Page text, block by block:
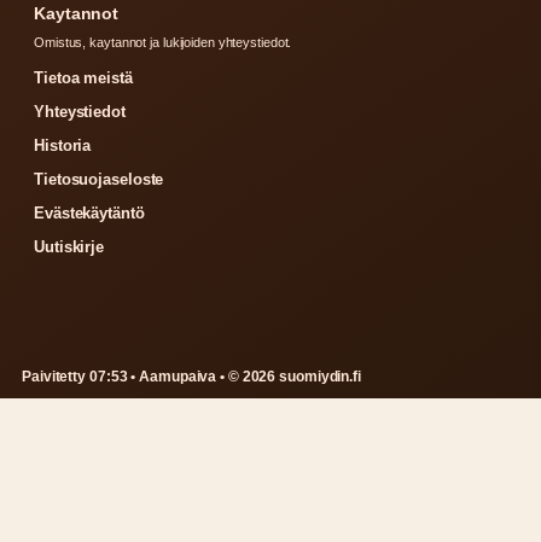
Kaytannot
Omistus, kaytannot ja lukijoiden yhteystiedot.
Tietoa meistä
Yhteystiedot
Historia
Tietosuojaseloste
Evästekäytäntö
Uutiskirje
Paivitetty 07:53 • Aamupaiva • © 2026 suomiydin.fi